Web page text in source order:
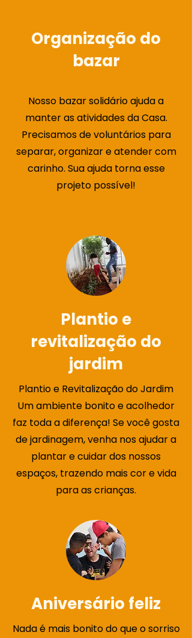
Organização do
bazar
Nosso bazar solidário ajuda a
manter as atividades da Casa.
Precisamos de voluntários para
separar, organizar e atender com
carinho. Sua ajuda torna esse
projeto possível!
Plantio e
revitalização do
jardim
Plantio e Revitalização do Jardim
Um ambiente bonito e acolhedor
faz toda a diferença! Se você gosta
de jardinagem, venha nos ajudar a
plantar e cuidar dos nossos
espaços, trazendo mais cor e vida
para as crianças.
Aniversário feliz
Nada é mais bonito do que o sorriso